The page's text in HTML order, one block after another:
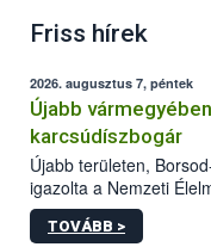
Friss hírek
2026. augusztus 7, péntek
Újabb
karcsúdíszbogár
Újabb területen,
igazolta a Nemzeti
kőrisrontó
kártevőt nem csak
TOVÁBB >